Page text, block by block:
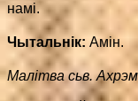
намі.
Чытальнік: Амін.
Малiтва сьв.